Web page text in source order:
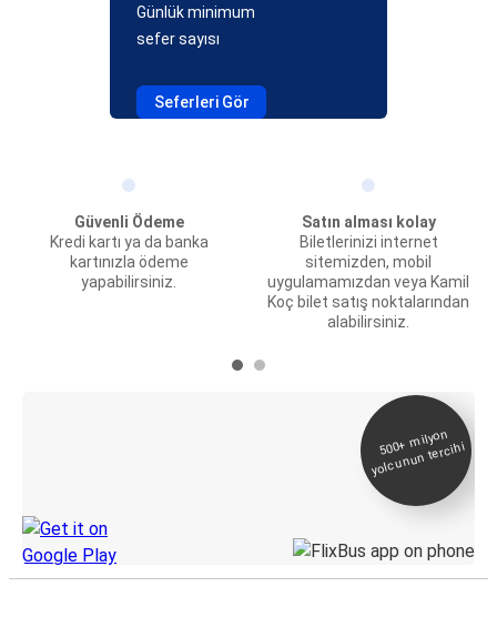
Günlük minimum
sefer sayısı
Seferleri Gör
Güvenli Ödeme
Kredi kartı ya da banka
kartınızla ödeme
yapabilirsiniz.
Satın alması kolay
Biletlerinizi internet
sitemizden, mobil
uygulamamızdan veya Kamil
Koç bilet satış noktalarından
alabilirsiniz.
500+
milyon
yolcunun tercihi